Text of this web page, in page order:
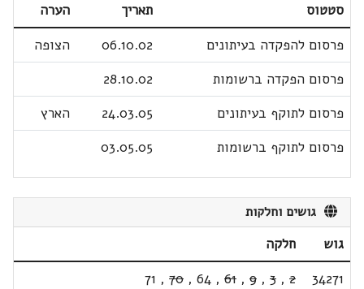
סטטוס תאריך
הערה
פרסום להפקדה בעיתונים
06.10.02
הצופה
פרסום הפקדה ברשומות
28.10.02
פרסום לתוקף בעיתונים
24.03.05
הארץ
פרסום לתוקף ברשומות
03.05.05
גושים וחלקות
גוש
חלקה
34271
2
,
3
,
9
,
61
,
64
,
70
,
71